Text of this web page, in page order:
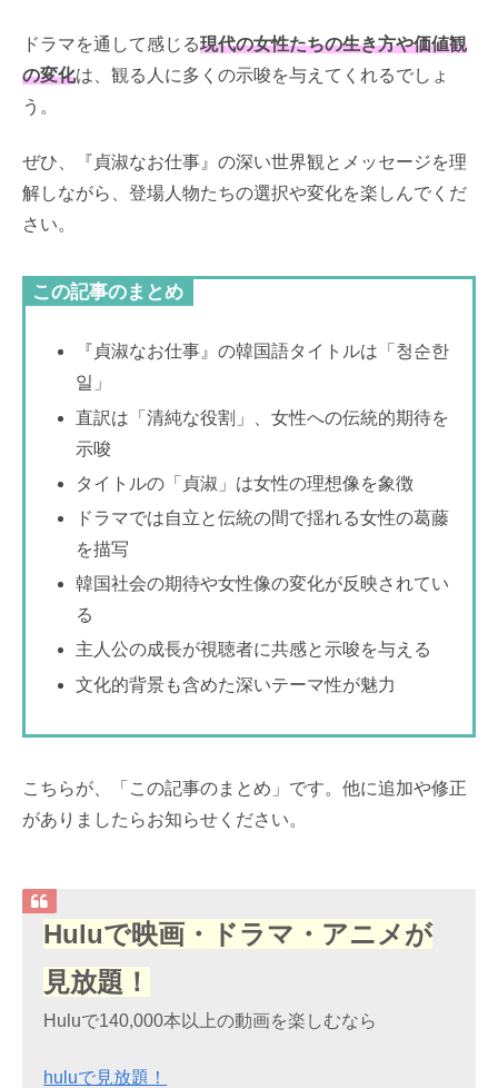
ドラマを通して感じる現代の女性たちの生き方や価値観
の変化は、観る人に多くの示唆を与えてくれるでしょ
う。
ぜひ、『貞淑なお仕事』の深い世界観とメッセージを理
解しながら、登場人物たちの選択や変化を楽しんでくだ
さい。
この記事のまとめ
『貞淑なお仕事』の韓国語タイトルは「청순한
일」
直訳は「清純な役割」、女性への伝統的期待を
示唆
タイトルの「貞淑」は女性の理想像を象徴
ドラマでは自立と伝統の間で揺れる女性の葛藤
を描写
韓国社会の期待や女性像の変化が反映されてい
る
主人公の成長が視聴者に共感と示唆を与える
文化的背景も含めた深いテーマ性が魅力
こちらが、「この記事のまとめ」です。他に追加や修正
がありましたらお知らせください。
Huluで映画・ドラマ・アニメが
見放題！
Huluで140,000本以上の動画を楽しむなら
huluで見放題！